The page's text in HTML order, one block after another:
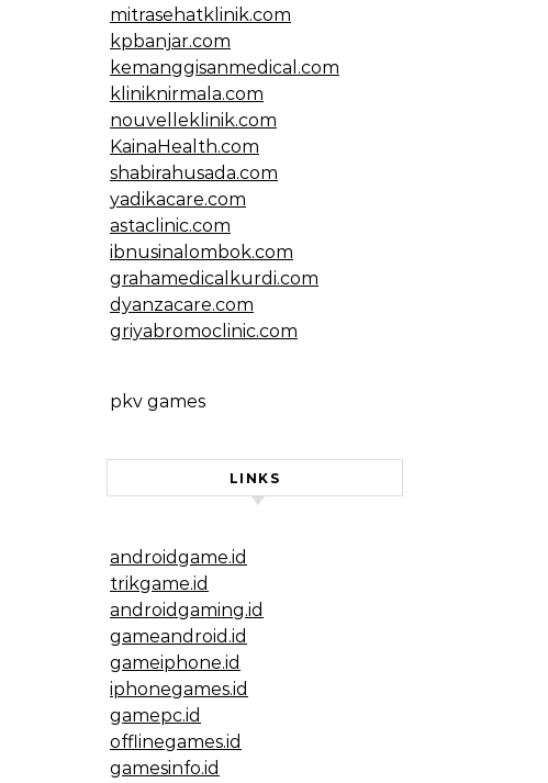
mitrasehatklinik.com
kpbanjar.com
kemanggisanmedical.com
kliniknirmala.com
nouvelleklinik.com
KainaHealth.com
shabirahusada.com
yadikacare.com
astaclinic.com
ibnusinalombok.com
grahamedicalkurdi.com
dyanzacare.com
griyabromoclinic.com
pkv games
LINKS
androidgame.id
trikgame.id
androidgaming.id
gameandroid.id
gameiphone.id
iphonegames.id
gamepc.id
offlinegames.id
gamesinfo.id